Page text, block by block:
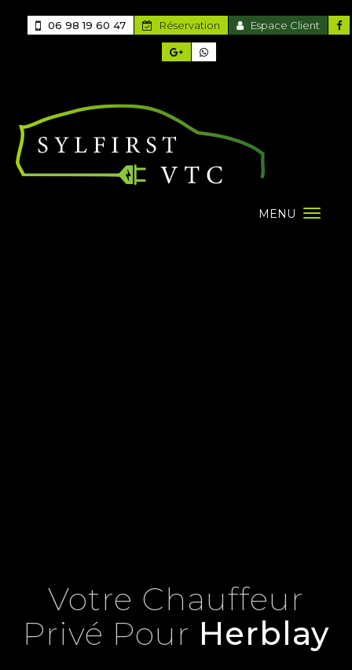
MENU
06 98 19 60 47 Réservation Espace Client
Votre Chauffeur
Privé Pour Herblay